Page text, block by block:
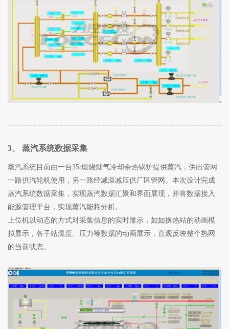
3、 蒸汽系统数据采集
蒸汽系统目前由一台35t煅烧烟气冷却余热锅炉提供蒸汽，供出管网
一路供汽轮机使用，另一路经减温减压供厂区管网。本次设计完成
蒸汽系统数据采集，实现蒸汽数据汇聚和界面展现，并将数据接入
能源管理平台，实现蒸汽能耗分析。
上位机以动态的方式对采集信息的实时显示，如如换热站的动画模
拟显示，各子站温度、压力等数据的动画展示，直观反映整个热网
的当前状态。